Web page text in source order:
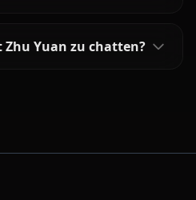
Yuan zu chatten?